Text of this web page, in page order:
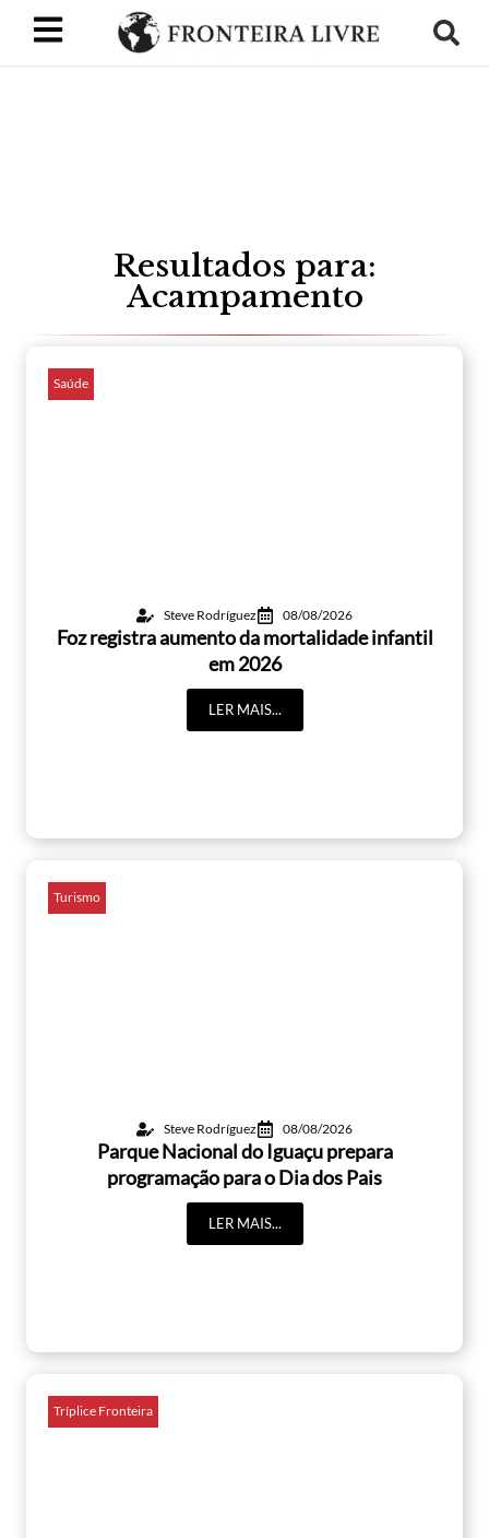
Resultados para:
Acampamento
Saúde
Steve Rodríguez 08/08/2026
Foz registra aumento da mortalidade infantil
em 2026
LER MAIS...
Turismo
Steve Rodríguez 08/08/2026
Parque Nacional do Iguaçu prepara
programação para o Dia dos Pais
LER MAIS...
Tríplice Fronteira